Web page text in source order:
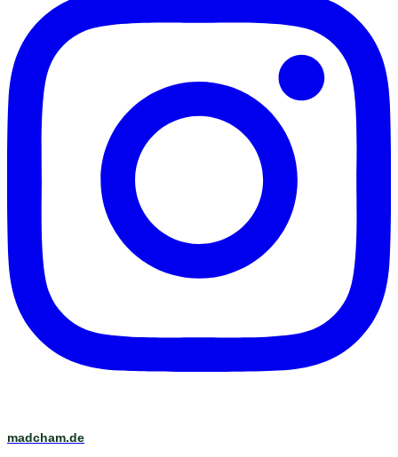
madcham.de